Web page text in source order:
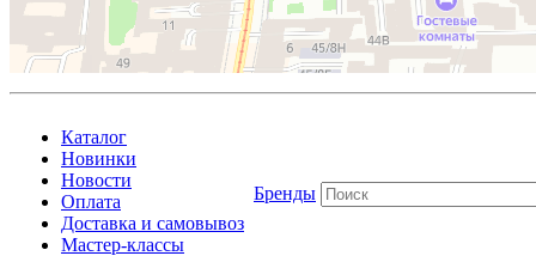
Каталог
Новинки
Новости
Оплата
Доставка и самовывоз
Мастер-классы
Бренды